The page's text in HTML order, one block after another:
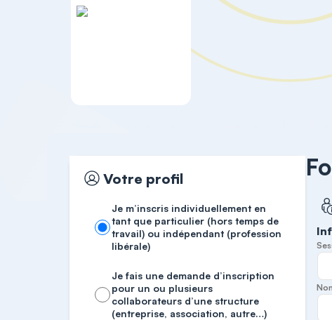
Votre profil
Je m’inscris individuellement en
tant que particulier (hors temps de
travail) ou indépendant (profession
libérale)
Je fais une demande d’inscription
pour un ou plusieurs
collaborateurs d’une structure
(entreprise, association, autre…)